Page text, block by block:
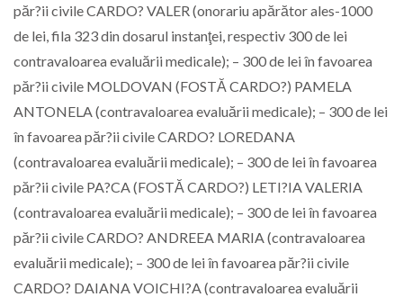
păr?ii civile CARDO? VALER (onorariu apărător ales-1000
de lei, fila 323 din dosarul instanţei, respectiv 300 de lei
contravaloarea evaluării medicale); – 300 de lei în favoarea
păr?ii civile MOLDOVAN (FOSTĂ CARDO?) PAMELA
ANTONELA (contravaloarea evaluării medicale); – 300 de lei
în favoarea păr?ii civile CARDO? LOREDANA
(contravaloarea evaluării medicale); – 300 de lei în favoarea
păr?ii civile PA?CA (FOSTĂ CARDO?) LETI?IA VALERIA
(contravaloarea evaluării medicale); – 300 de lei în favoarea
păr?ii civile CARDO? ANDREEA MARIA (contravaloarea
evaluării medicale); – 300 de lei în favoarea păr?ii civile
CARDO? DAIANA VOICHI?A (contravaloarea evaluării